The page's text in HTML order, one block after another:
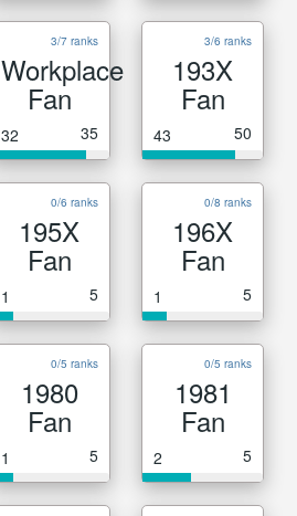
3/7 ranks
Workplace
Fan
32 35
3/6 ranks
193X
Fan
43 50
0/6 ranks
195X
Fan
1 5
0/8 ranks
196X
Fan
1 5
0/5 ranks
1980
Fan
1 5
0/5 ranks
1981
Fan
2 5